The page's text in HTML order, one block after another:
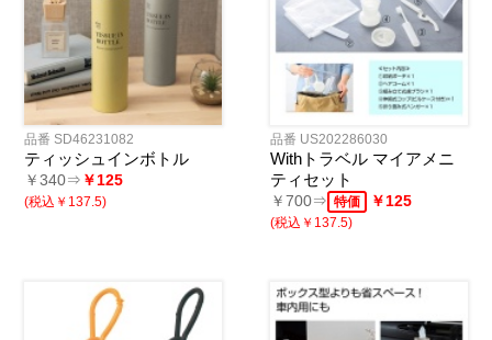
品番 SD46231082
ティッシュインボトル
￥340⇒ ￥125
(税込￥137.5)
品番 US202286030
Withトラベル マイアメニ
ティセット
￥700⇒ 特価 ￥125
(税込￥137.5)